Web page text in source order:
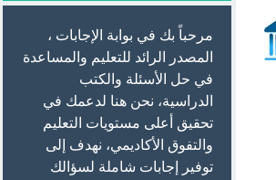
مرحباً بك في بوابة الإجابات ،
المصدر الرائد للتعليم والمساعدة
في حل الأسئلة والكتب
الدراسية، نحن هنا لدعمك في
تحقيق أعلى مستويات التعليم
والتفوق الأكاديمي، نهدف إلى
توفير إجابات شاملة لسؤالك